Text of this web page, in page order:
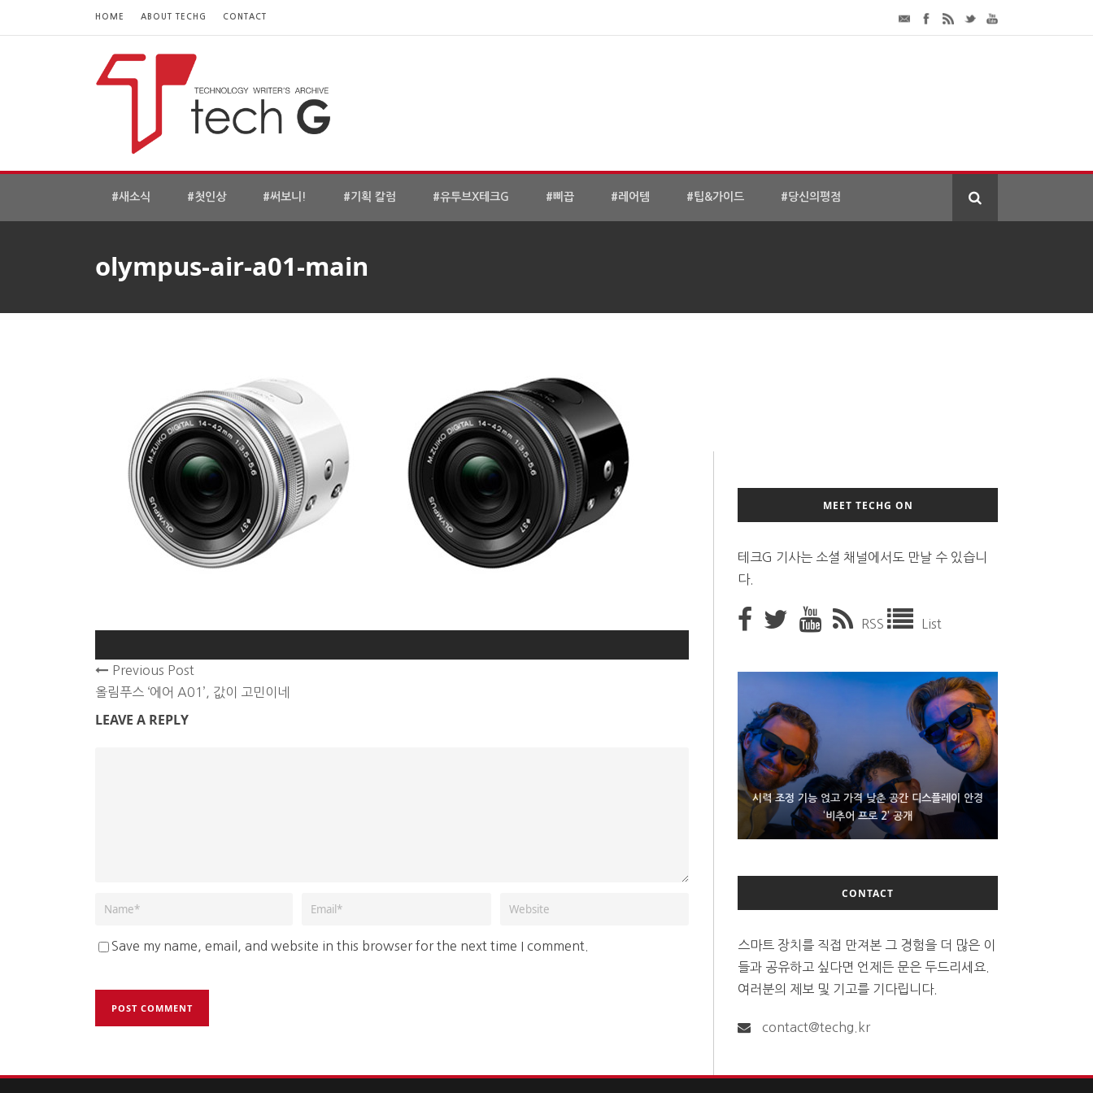
HOME ABOUT TECHG CONTACT
#새소식 #첫인상 #써보니! #기획 칼럼 #유투브X테크G #삐끕 #레어템 #팁&가이드 #당신의평점
olympus-air-a01-main
Previous Post
올림푸스 ‘에어 A01’, 값이 고민이네
LEAVE A REPLY
Save my name, email, and website in this browser for the next time I comment.
MEET TECHG ON
테크G 기사는 소셜 채널에서도 만날 수 있습니
다.
RSS List
시력 조정 기능 얹고 가격 낮춘 공간 디스플레이 안경
‘비추어 프로 2’ 공개
D램 부족에 10억달러어치 아이폰18 프로세서 패키징
대기 중
300~400달러 반지형 스피커 준비하는 오픈AI
CONTACT
스마트 장치를 직접 만져본 그 경험을 더 많은 이
들과 공유하고 싶다면 언제든 문은 두드리세요.
여러분의 제보 및 기고를 기다립니다.
contact@techg.kr